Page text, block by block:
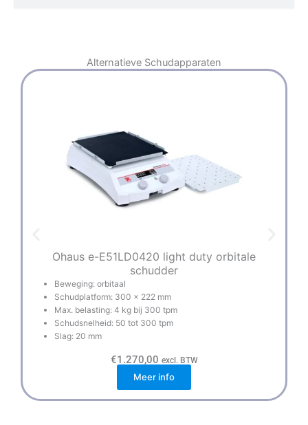
Alternatieve Schudapparaten
Ohaus e-E51LD0420 light duty orbitale
schudder
Beweging: orbitaal
Schudplatform: 300 x 222 mm
Max. belasting: 4 kg bij 300 tpm
Schudsnelheid: 50 tot 300 tpm
Slag: 20 mm
€1.270,00 excl. BTW
Meer info